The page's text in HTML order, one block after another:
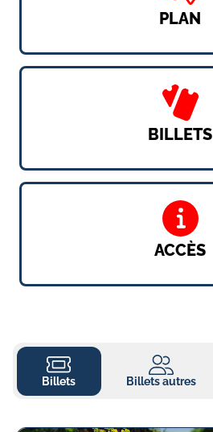
PLAN
BILLETS
ACCÈS
Billets Billets autres